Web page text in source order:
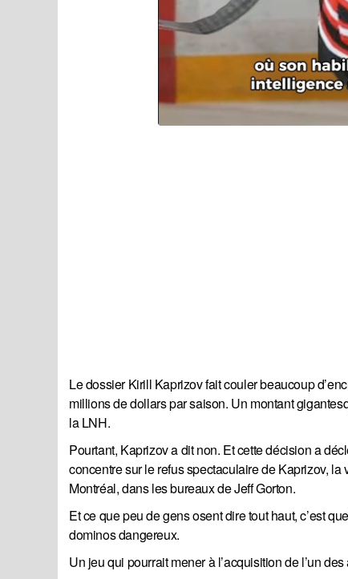
Le dossier Kirill Kaprizov fait couler beaucoup
millions de dollars par saison. Un montant
la LNH.
Pourtant, Kaprizov a dit non. Et cette décision a
concentre sur le refus spectaculaire de Kaprizov,
Montréal, dans les bureaux de Jeff Gorton.
Et ce que peu de gens osent dire tout haut, c’est
dominos dangereux.
Un jeu qui pourrait mener à l’acquisition de l’un